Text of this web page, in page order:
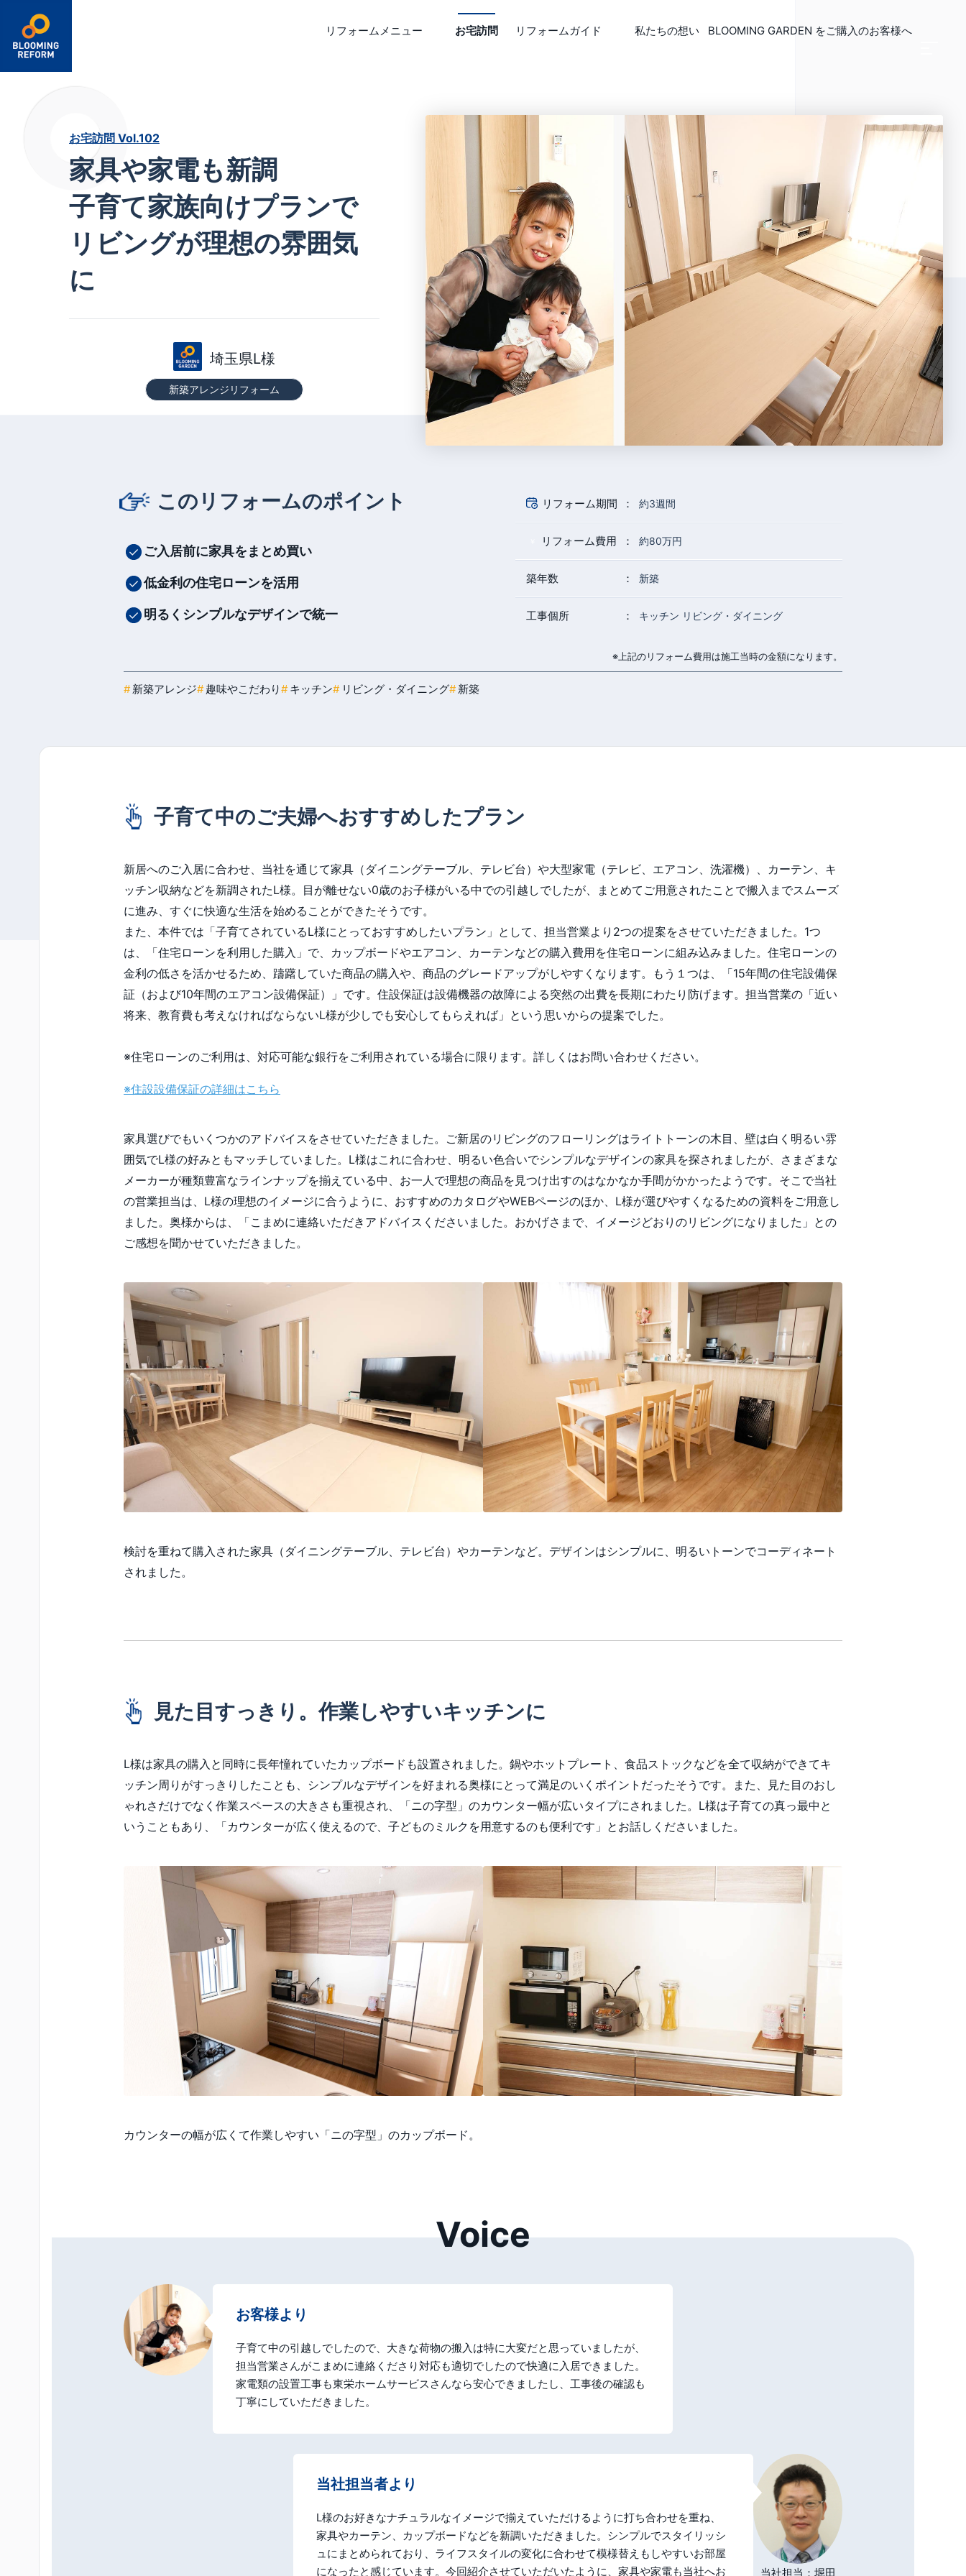
リフォームメニュー
寝室・子ども部屋
屋根・外壁
バルコニー
玄関外回り
駐車場
庭
フェンス・門扉
快適シニアライフ
趣味やこだわり
水回り設備交換リフォーム
エクステリアリフォーム
間取り変更リフォーム
お宅訪問 リフォームガイド 私たちの想い BLOOMING GARDEN をご購入のお客様へ
お宅訪問 Vol.102
家具や家電も新調
子育て家族向けプランで
リビングが理想の雰囲気
に
埼玉県L様
新築アレンジリフォーム
このリフォームのポイント
ご入居前に家具をまとめ買い
低金利の住宅ローンを活用
明るくシンプルなデザインで統一
リフォーム期間 約3週間
リフォーム費用 約80万円
築年数 新築
工事個所 キッチン リビング・ダイニング
※上記のリフォーム費用は施工当時の金額になります。
新築アレンジ 趣味やこだわり キッチン リビング・ダイニング 新築
子育て中のご夫婦へおすすめしたプラン
新居へのご入居に合わせ、当社を通じて家具（ダイニングテーブル、テレビ台）や大型家電（テレビ、エアコン、洗濯機）、カーテン、キ
ッチン収納などを新調されたL様。目が離せない0歳のお子様がいる中での引越しでしたが、まとめてご用意されたことで搬入までスムーズ
に進み、すぐに快適な生活を始めることができたそうです。
また、本件では「子育てされているL様にとっておすすめしたいプラン」として、担当営業より2つの提案をさせていただきました。1つ
は、「住宅ローンを利用した購入」で、カップボードやエアコン、カーテンなどの購入費用を住宅ローンに組み込みました。住宅ローンの
金利の低さを活かせるため、躊躇していた商品の購入や、商品のグレードアップがしやすくなります。もう１つは、「15年間の住宅設備保
証（および10年間のエアコン設備保証）」です。住設保証は設備機器の故障による突然の出費を長期にわたり防げます。担当営業の「近い
将来、教育費も考えなければならないL様が少しでも安心してもらえれば」という思いからの提案でした。
※住宅ローンのご利用は、対応可能な銀行をご利用されている場合に限ります。詳しくはお問い合わせください。
※住設設備保証の詳細はこちら
家具選びでもいくつかのアドバイスをさせていただきました。ご新居のリビングのフローリングはライトトーンの木目、壁は白く明るい雰
囲気でL様の好みともマッチしていました。L様はこれに合わせ、明るい色合いでシンプルなデザインの家具を探されましたが、さまざまな
メーカーが種類豊富なラインナップを揃えている中、お一人で理想の商品を見つけ出すのはなかなか手間がかかったようです。そこで当社
の営業担当は、L様の理想のイメージに合うように、おすすめのカタログやWEBページのほか、L様が選びやすくなるための資料をご用意し
ました。奥様からは、「こまめに連絡いただきアドバイスくださいました。おかげさまで、イメージどおりのリビングになりました」との
ご感想を聞かせていただきました。
検討を重ねて購入された家具（ダイニングテーブル、テレビ台）やカーテンなど。デザインはシンプルに、明るいトーンでコーディネート
されました。
見た目すっきり。作業しやすいキッチンに
L様は家具の購入と同時に長年憧れていたカップボードも設置されました。鍋やホットプレート、食品ストックなどを全て収納ができてキ
ッチン周りがすっきりしたことも、シンプルなデザインを好まれる奥様にとって満足のいくポイントだったそうです。また、見た目のおし
ゃれさだけでなく作業スペースの大きさも重視され、「ニの字型」のカウンター幅が広いタイプにされました。L様は子育ての真っ最中と
いうこともあり、「カウンターが広く使えるので、子どものミルクを用意するのも便利です」とお話しくださいました。
カウンターの幅が広くて作業しやすい「ニの字型」のカップボード。
Voice
お客様より
子育て中の引越しでしたので、大きな荷物の搬入は特に大変だと思っていましたが、
担当営業さんがこまめに連絡くださり対応も適切でしたので快適に入居できました。
家電類の設置工事も東栄ホームサービスさんなら安心できましたし、工事後の確認も
丁寧にしていただきました。
当社担当：堀田
当社担当者より
L様のお好きなナチュラルなイメージで揃えていただけるように打ち合わせを重ね、
家具やカーテン、カップボードなどを新調いただきました。シンプルでスタイリッシ
ュにまとめられており、ライフスタイルの変化に合わせて模様替えもしやすいお部屋
になったと感じています。今回紹介させていただいたように、家具や家電も当社へお